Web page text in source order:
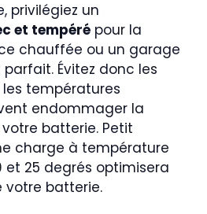
privilégiez un
et tempéré pour la
chauffée ou un garage
Évitez donc les
températures
endommager la
batterie. Petit
charge à température
et 25 degrés optimisera
votre batterie.